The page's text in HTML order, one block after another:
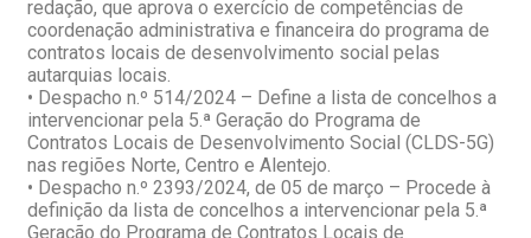
redação, que aprova o exercício de competências de
coordenação administrativa e financeira do programa de
contratos locais de desenvolvimento social pelas
autarquias locais.
• Despacho n.º 514/2024 – Define a lista de concelhos a
intervencionar pela 5.ª Geração do Programa de
Contratos Locais de Desenvolvimento Social (CLDS-5G)
nas regiões Norte, Centro e Alentejo.
• Despacho n.º 2393/2024, de 05 de março – Procede à
definição da lista de concelhos a intervencionar pela 5.ª
Geração do Programa de Contratos Locais de